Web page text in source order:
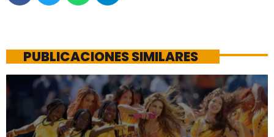
PUBLICACIONES SIMILARES